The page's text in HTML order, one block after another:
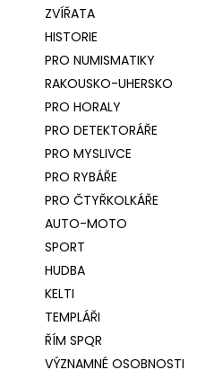
ZVÍŘATA
HISTORIE
PRO NUMISMATIKY
RAKOUSKO-UHERSKO
PRO HORALY
PRO DETEKTORÁŘE
PRO MYSLIVCE
PRO RYBÁŘE
PRO ČTYŘKOLKÁŘE
AUTO-MOTO
SPORT
HUDBA
KELTI
TEMPLÁŘI
ŘÍM SPQR
VÝZNAMNÉ OSOBNOSTI
590 Kč